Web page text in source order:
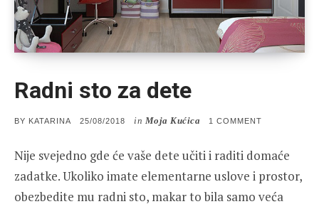
Radni sto za dete
BY KATARINA
POSTED
25/08/2018 in Moja Kućica 1 COMMENT
ZA
DETE
Nije svejedno gde će vaše dete učiti i raditi domaće
zadatke. Ukoliko imate elementarne uslove i prostor,
obezbedite mu radni sto, makar to bila samo veća